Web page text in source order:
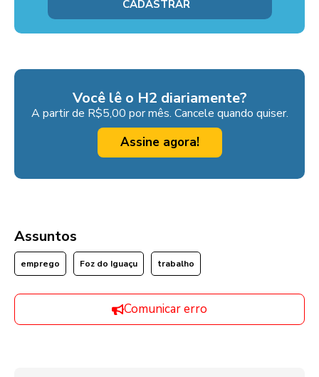
Você lê o H2 diariamente?
A partir de R$5,00 por mês. Cancele quando quiser.
Assine agora!
Assuntos
emprego Foz do Iguaçu trabalho
Comunicar erro